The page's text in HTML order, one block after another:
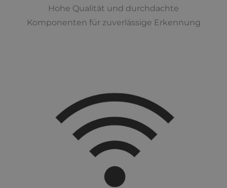
Hohe Qualität und durchdachte
Komponenten für zuverlässige Erkennung